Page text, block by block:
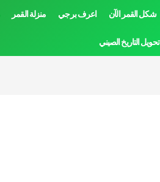
شكل القمر الآن اعرف برجي منزلة القمر
تحويل التاريخ الصيني